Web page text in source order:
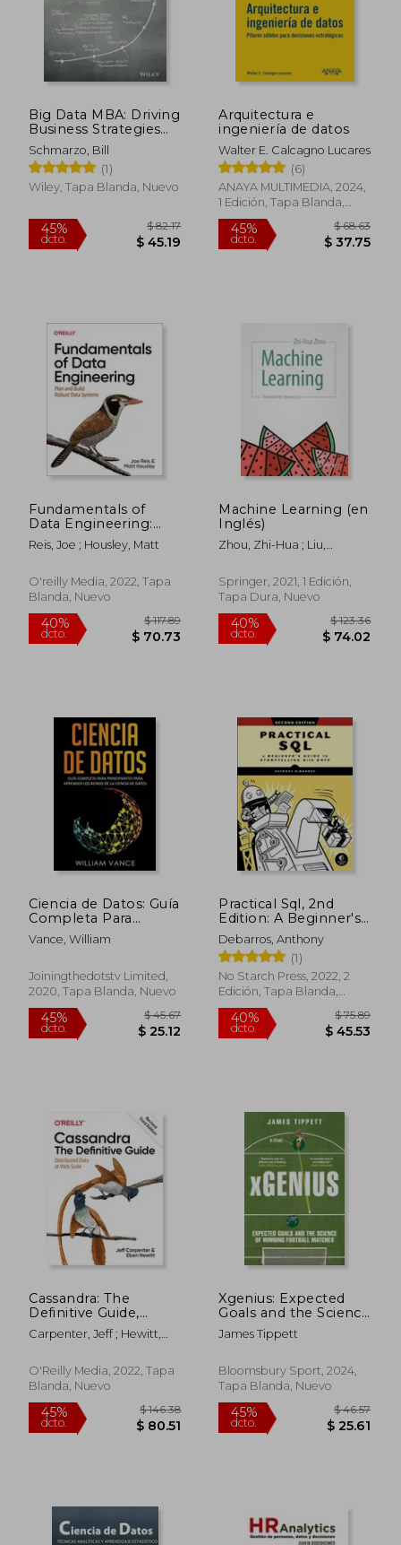
dcto. $ 72.46 dcto.
Big Data MBA: Driving
Business Strategies
with Data Science (en
Inglés)
Schmarzo, Bill
(1)
Wiley, Tapa Blanda, Nuevo
45%
dcto.
Arquitectura e
ingeniería de datos
Walter E. Calcagno Lucares
(6)
ANAYA MULTIMEDIA, 2024,
1 Edición, Tapa Blanda,
Nuevo
45%
dcto.
Fundamentals of
Data Engineering:
Plan and Build
Robust Data Systems
Reis, Joe ; Housley, Matt
O'reilly Media, 2022, Tapa
Blanda, Nuevo
40%
Machine Learning (en
Inglés)
Zhou, Zhi-Hua ; Liu,
Springer, 2021, 1 Edición,
Tapa Dura, Nuevo
40%
Ciencia de Datos: Guía
Completa Para
Principiantes Para
Aprender los Reinos
Vance, William
Joiningthedotstv Limited,
2020, Tapa Blanda, Nuevo
45%
dcto. $ 25.12
Practical Sql, 2nd
Edition: A Beginner's
Guide to Storytelling
With Data (en Inglés)
Debarros, Anthony
(1)
No Starch Press, 2022, 2
Edición, Tapa Blanda,
Nuevo
40%
dcto.
Cassandra: The
Definitive Guide,
(Revised) Third
Edition: Distributed
Inglés)
Carpenter, Jeff ; Hewitt,
O'Reilly Media, 2022, Tapa
Blanda, Nuevo
Xgenius: Expected
Goals and the Science
of Winning Football
Matches (en Inglés)
James Tippett
Bloomsbury Sport, 2024,
Tapa Blanda, Nuevo